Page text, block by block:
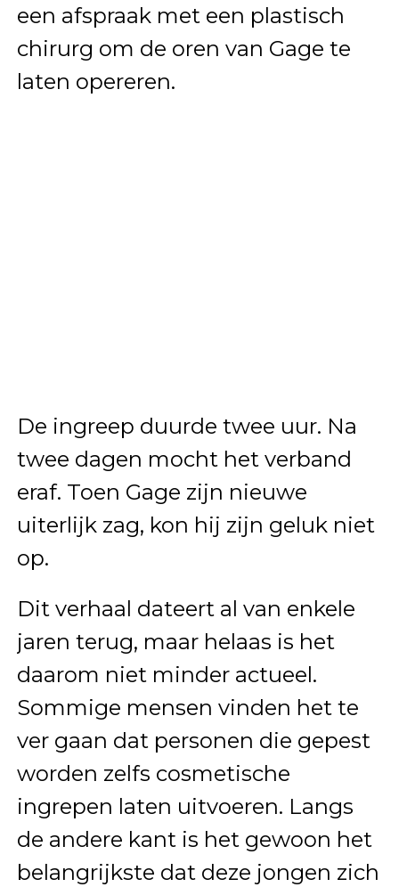
een afspraak met een plastisch
chirurg om de oren van Gage te
laten opereren.
De ingreep duurde twee uur. Na
twee dagen mocht het verband
eraf. Toen Gage zijn nieuwe
uiterlijk zag, kon hij zijn geluk niet
op.
Dit verhaal dateert al van enkele
jaren terug, maar helaas is het
daarom niet minder actueel.
Sommige mensen vinden het te
ver gaan dat personen die gepest
worden zelfs cosmetische
ingrepen laten uitvoeren. Langs
de andere kant is het gewoon het
belangrijkste dat deze jongen zich